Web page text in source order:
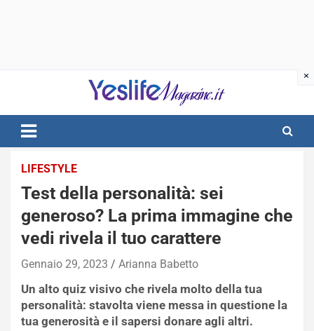
notizie di intrattenimento
LIFESTYLE
Test della personalità: sei
generoso? La prima immagine che
vedi rivela il tuo carattere
Gennaio 29, 2023 Arianna Babetto
Un alto quiz visivo che rivela molto della tua
personalità: stavolta viene messa in questione la
tua generosità e il sapersi donare agli altri.